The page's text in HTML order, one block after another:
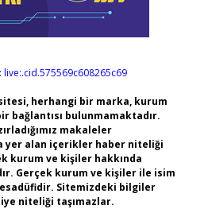
live:.cid.575569c608265c69
herhangi bir marka, kurum
bağlantısı bulunmamaktadır.
makaleler
yer alan içerikler haber niteliği
kurum ve kişiler hakkında
Gerçek kurum ve kişiler ile isim
Sitemizdeki bilgiler
niteliği taşımazlar.